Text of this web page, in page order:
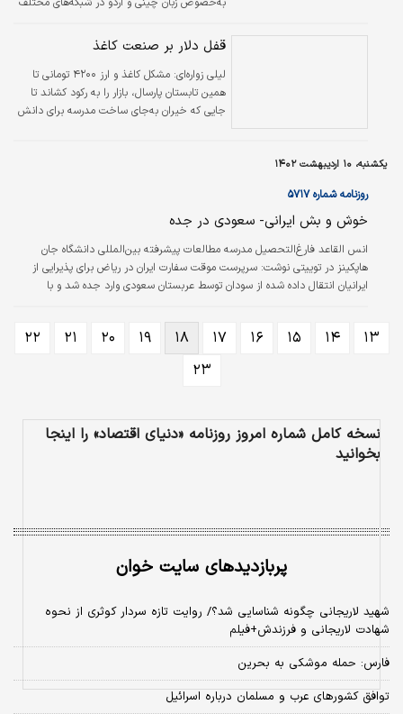
قفل دلار بر صنعت کاغذ
لیلی زواره‌ای: مشکل کاغذ و ارز ۴۲۰۰ تومانی تا
همین تابستان پارسال، بازار را به رکود کشاند تا
جایی که خیران به‌جای ساخت مدرسه برای دانش
آموزان کم‌بضاعت، دفتر مشق خریدند. دفتر
ایجاد کرده‌بود.
خوش و بش ایرانی- سعودی در جده
انس القاعد فارغ‌التحصیل مدرسه مطالعات پیشرفته بین‌المللی دانشگاه جان
هاپکینز در توییتی نوشت: سرپرست موقت سفارت ایران در ریاض برای پذیرایی از
ایرانیان انتقال داده شده از سودان توسط عربستان سعودی وارد جده شد و با
مقامات نظامی سعودی دیدار کرد. بیش از یک دقیقه تعارف بی‌وقفه توسط مقامات
است، اما تماشای سیاست می‌تواند عجیب و طاقت‌فرسا باشد.
۱۸
۲۳
نسخه کامل شماره امروز روزنامه «دنیای‌ اقتصاد» را اینجا
بخوانید